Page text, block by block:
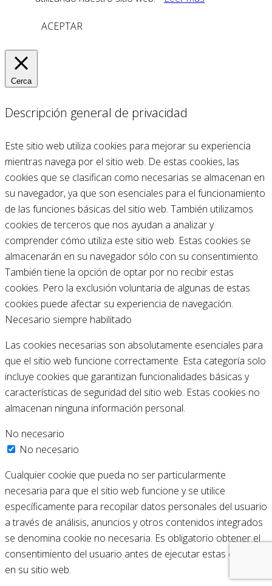
ACEPTAR
Cerca
Descripción general de privacidad
Este sitio web utiliza cookies para mejorar su experiencia
mientras navega por el sitio web. De estas cookies, las
cookies que se clasifican como necesarias se almacenan en
su navegador, ya que son esenciales para el funcionamiento
de las funciones básicas del sitio web. También utilizamos
cookies de terceros que nos ayudan a analizar y
comprender cómo utiliza este sitio web. Estas cookies se
almacenarán en su navegador sólo con su consentimiento.
También tiene la opción de optar por no recibir estas
cookies. Pero la exclusión voluntaria de algunas de estas
cookies puede afectar su experiencia de navegación.
Necesario siempre habilitado
Las cookies necesarias son absolutamente esenciales para
que el sitio web funcione correctamente. Esta categoría solo
incluye cookies que garantizan funcionalidades básicas y
características de seguridad del sitio web. Estas cookies no
almacenan ninguna información personal.
No necesario
No necesario
Cualquier cookie que pueda no ser particularmente
necesaria para que el sitio web funcione y se utilice
específicamente para recopilar datos personales del usuario
a través de análisis, anuncios y otros contenidos integrados
se denomina cookie no necesaria. Es obligatorio obtener el
consentimiento del usuario antes de ejecutar estas cookies
en su sitio web.